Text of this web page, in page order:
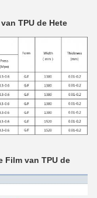
TPU de Hete
Film van TPU de